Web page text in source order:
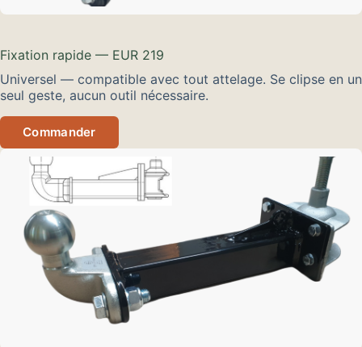
Fixation rapide — EUR 219
Universel — compatible avec tout attelage. Se clipse en un
seul geste, aucun outil nécessaire.
Commander